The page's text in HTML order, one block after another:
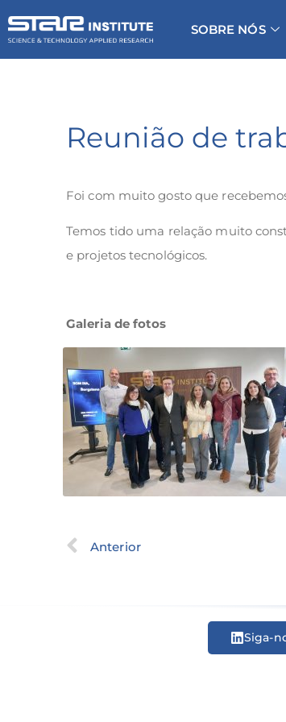
SOBRE NÓS
Reunião de
Foi com muito gosto que
Temos tido uma relação muito
e projetos tecnológicos.
Galeria de fotos
Anterior
Siga-